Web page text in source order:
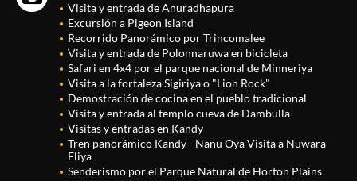
Visita y entrada de Anuradhapura
Excursión a Pigeon Island
Recorrido Panorámico por Trincomalee
Visita y entrada de Polonnaruwa en bicicleta
Safari en 4x4 por el parque nacional de Minneriya
Visita a la fortaleza Sigiriya o "Lion Rock"
Demostración de cocina en el pueblo tradicional
Visita y entrada al templo cueva de Dambulla
Visitas y entradas en Kandy
Tren panorámico Kandy - Nanu Oya Visita a Nuwara
Eliya
Senderismo por el Parque Natural de Horton Plains